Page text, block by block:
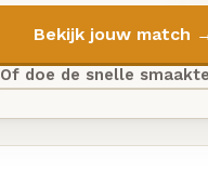
Bekijk jouw match
Of doe de snelle